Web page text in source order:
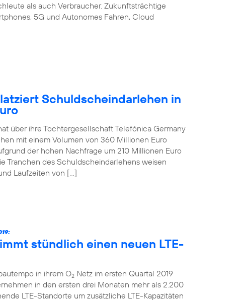
als auch Verbraucher. Zukunftsträchtige
5G und Autonomes Fahren, Cloud
Schuldscheindarlehen in
über ihre Tochtergesellschaft Telefónica Germany
mit einem Volumen von 360 Millionen Euro
der hohen Nachfrage um 210 Millionen Euro
Tranchen des Schuldscheindarlehens weisen
Laufzeiten von […]
stündlich einen neuen LTE-
in ihrem O2 Netz im ersten Quartal 2019
in den ersten drei Monaten mehr als 2.200
LTE-Standorte um zusätzliche LTE-Kapazitäten